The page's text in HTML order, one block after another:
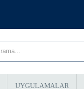
UYGULAMALAR